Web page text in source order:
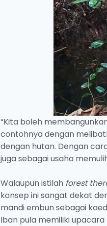
“Kita boleh
contohnya dengan
dengan hutan. Dengan
juga sebagai usaha
Walaupun istilah forest
konsep ini sangat dekat
mandi embun sebagai
Iban pula memiliki